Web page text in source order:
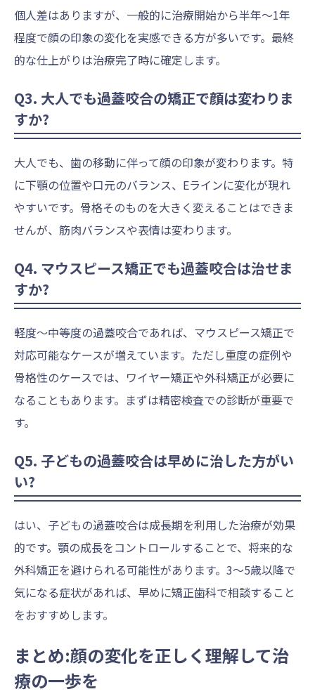
個人差はありますが、一般的に治療開始から半年〜1年
程度で顔の印象の変化を実感できる方が多いです。最終
的な仕上がりは治療完了時に確定します。
Q3. 大人でも過蓋咬合の矯正で顔は変わりま
すか?
大人でも、歯の移動に伴って顔の印象が変わります。特
に下顎の位置や口元のバランス、Eラインに変化が現れ
やすいです。骨格そのものを大きく変えることはできま
せんが、筋肉バランスや表情は変わります。
Q4. マウスピース矯正でも過蓋咬合は治せま
すか?
軽度〜中等度の過蓋咬合であれば、マウスピース矯正で
対応可能なケースが増えています。ただし重度の症例や
骨格性のケースでは、ワイヤー矯正や外科矯正が必要に
なることもあります。まずは精密検査での診断が重要で
す。
Q5. 子どもの過蓋咬合は早めに治した方がい
い?
はい、子どもの過蓋咬合は成長期を利用した治療が効果
的です。顎の成長をコントロールすることで、将来的な
外科矯正を避けられる可能性があります。3〜5歳以降で
気になる症状があれば、早めに矯正歯科で相談すること
をおすすめします。
まとめ:顔の変化を正しく理解して治
療の一歩を